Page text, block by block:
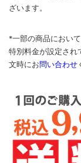
インシュレーター
ノイズキャンセリ
はんだ関連
その他アクセサリ
ざいます。
*一部の商品におい
特別料金が設定され
文時にお問い合わせ